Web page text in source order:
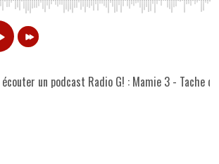
un podcast Radio G! : Mamie 3 - Tache